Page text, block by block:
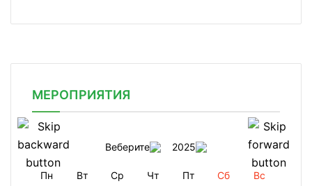
МЕРОПРИЯТИЯ
Веберите 2025
Пн Вт Ср Чт Пт Сб Вс